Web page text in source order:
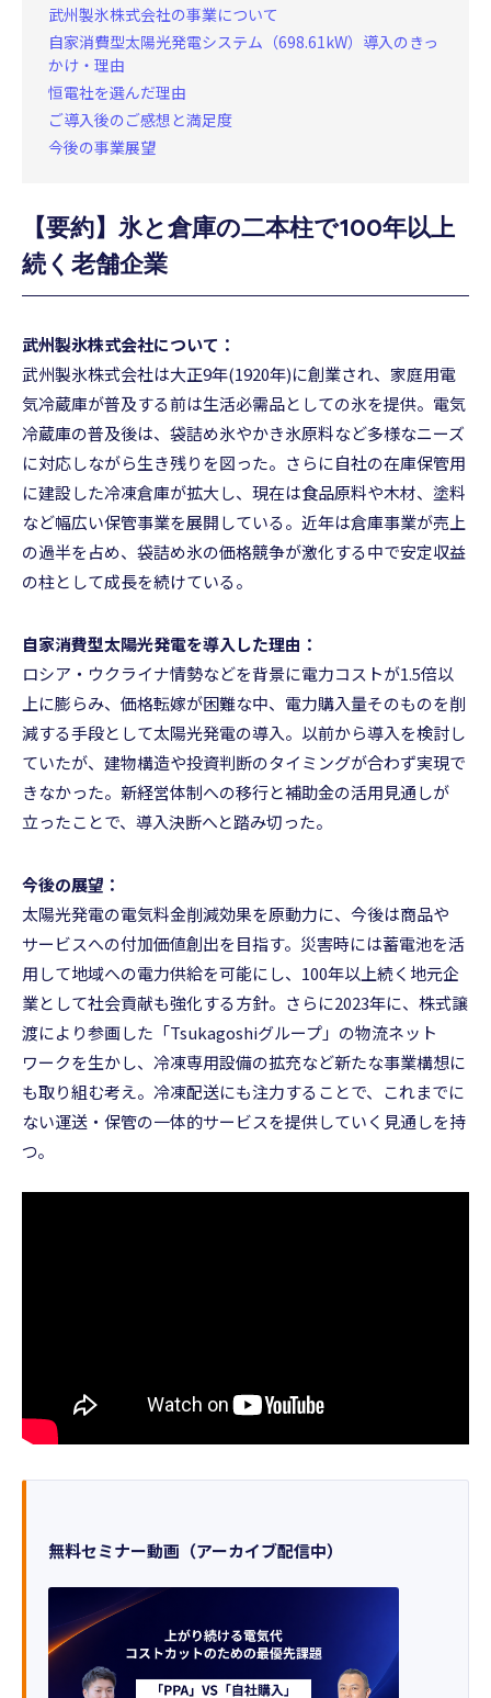
武州製氷株式会社の事業について
自家消費型太陽光発電システム（698.61kW）導入のきっ
かけ・理由
恒電社を選んだ理由
ご導入後のご感想と満足度
今後の事業展望
【要約】氷と倉庫の二本柱で100年以上
続く老舗企業
武州製氷株式会社について：
武州製氷株式会社は大正9年(1920年)に創業され、家庭用電
気冷蔵庫が普及する前は生活必需品としての氷を提供。電気
冷蔵庫の普及後は、袋詰め氷やかき氷原料など多様なニーズ
に対応しながら生き残りを図った。さらに自社の在庫保管用
に建設した冷凍倉庫が拡大し、現在は食品原料や木材、塗料
など幅広い保管事業を展開している。近年は倉庫事業が売上
の過半を占め、袋詰め氷の価格競争が激化する中で安定収益
の柱として成長を続けている。
自家消費型太陽光発電を導入した理由：
ロシア・ウクライナ情勢などを背景に電力コストが1.5倍以
上に膨らみ、価格転嫁が困難な中、電力購入量そのものを削
減する手段として太陽光発電の導入。以前から導入を検討し
ていたが、建物構造や投資判断のタイミングが合わず実現で
きなかった。新経営体制への移行と補助金の活用見通しが
立ったことで、導入決断へと踏み切った。
今後の展望：
太陽光発電の電気料金削減効果を原動力に、今後は商品や
サービスへの付加価値創出を目指す。災害時には蓄電池を活
用して地域への電力供給を可能にし、100年以上続く地元企
業として社会貢献も強化する方針。さらに2023年に、株式譲
渡により参画した「Tsukagoshiグループ」の物流ネット
ワークを生かし、冷凍専用設備の拡充など新たな事業構想に
も取り組む考え。冷凍配送にも注力することで、これまでに
ない運送・保管の一体的サービスを提供していく見通しを持
つ。
無料セミナー動画（アーカイブ配信中）